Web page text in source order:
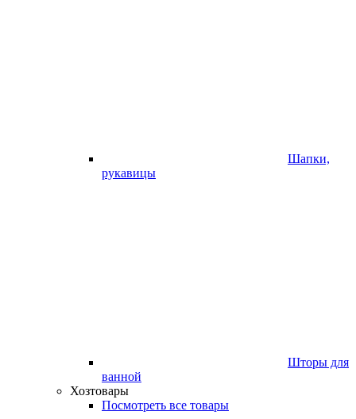
Шапки,
рукавицы
Шторы для
ванной
Хозтовары
Посмотреть все товары